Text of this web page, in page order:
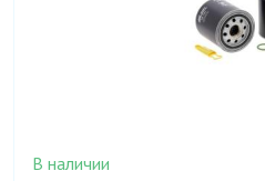
В наличии